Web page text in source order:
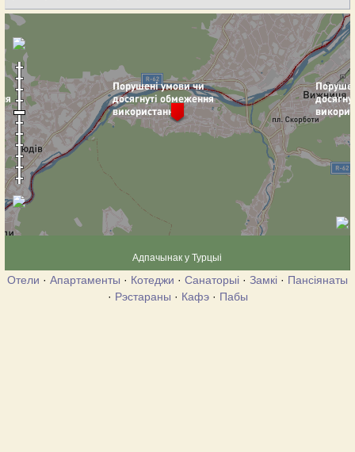
Адпачынак у Турцыі
Отели · Апартаменты · Котеджи · Санаторыі · Замкі · Пансіянаты
· Рэстараны · Кафэ· Пабы